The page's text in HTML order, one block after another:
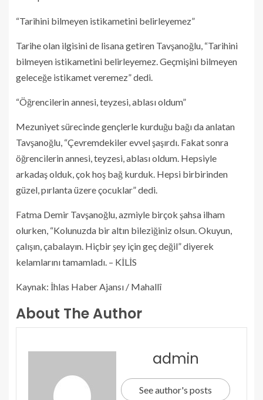
“Tarihini bilmeyen istikametini belirleyemez”
Tarihe olan ilgisini de lisana getiren Tavşanoğlu, “Tarihini
bilmeyen istikametini belirleyemez. Geçmişini bilmeyen
geleceğe istikamet veremez” dedi.
“Öğrencilerin annesi, teyzesi, ablası oldum”
Mezuniyet sürecinde gençlerle kurduğu bağı da anlatan
Tavşanoğlu, “Çevremdekiler evvel şaşırdı. Fakat sonra
öğrencilerin annesi, teyzesi, ablası oldum. Hepsiyle
arkadaş olduk, çok hoş bağ kurduk. Hepsi birbirinden
güzel, pırlanta üzere çocuklar” dedi.
Fatma Demir Tavşanoğlu, azmiyle birçok şahsa ilham
olurken, “Kolunuzda bir altın bileziğiniz olsun. Okuyun,
çalışın, çabalayın. Hiçbir şey için geç değil” diyerek
kelamlarını tamamladı. – KİLİS
Kaynak: İhlas Haber Ajansı / Mahallî
About The Author
admin
See author's posts